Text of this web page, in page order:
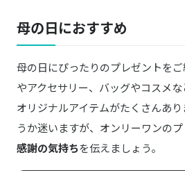
母の日におすすめ
母の日にぴったりのプレゼントを
やアクセサリー、バッグやコスメ
オリジナルアイテムがたくさんあ
うか迷いますが、オンリーワンの
感謝の気持ちを伝えましょう。